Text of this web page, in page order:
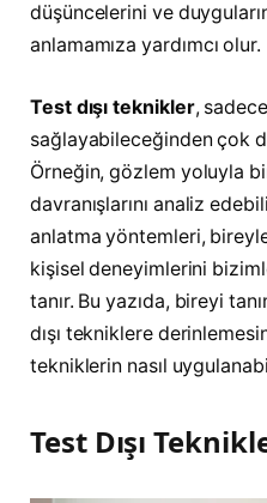
düşüncelerini ve
anlamamıza yardımcı olur.
Test dışı teknikler,
sağlayabileceğinden çok
Örneğin, gözlem yoluyla
davranışlarını analiz
anlatma yöntemleri,
kişisel deneyimlerini
tanır. Bu yazıda, bireyi
dışı tekniklere
tekniklerin nasıl
Test Dışı